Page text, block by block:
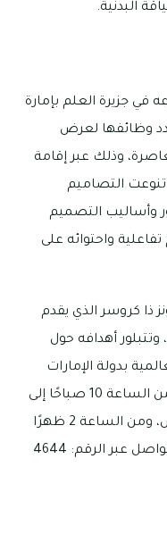
البدنية.
من نوعه في جزيرة العلم بإمارة
وظائفها لعرض
وذلك عبر إقامة
التصاميم
وأساليب التصميم
واحتوائه على
جونز ذا كروسر الذي يقدم
أهدافه حول
بدولة الإمارات
العربية المتحدة، وتبدأ ساعات عمله من الساعة 10 صباحًا إلى
9:30 مساءً يوم السبت وحتى الخميس، ومن الساعة 2 ظهرًا
إلى 9:30 مساءً يوم الجمعة، ومتاح التواصل عبر الرقم: 4644